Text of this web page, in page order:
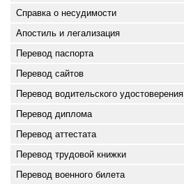
Справка о несудимости
Апостиль и легализация
Перевод паспорта
Перевод сайтов
Перевод водительского удостоверения
Перевод диплома
Перевод аттестата
Перевод трудовой книжки
Перевод военного билета